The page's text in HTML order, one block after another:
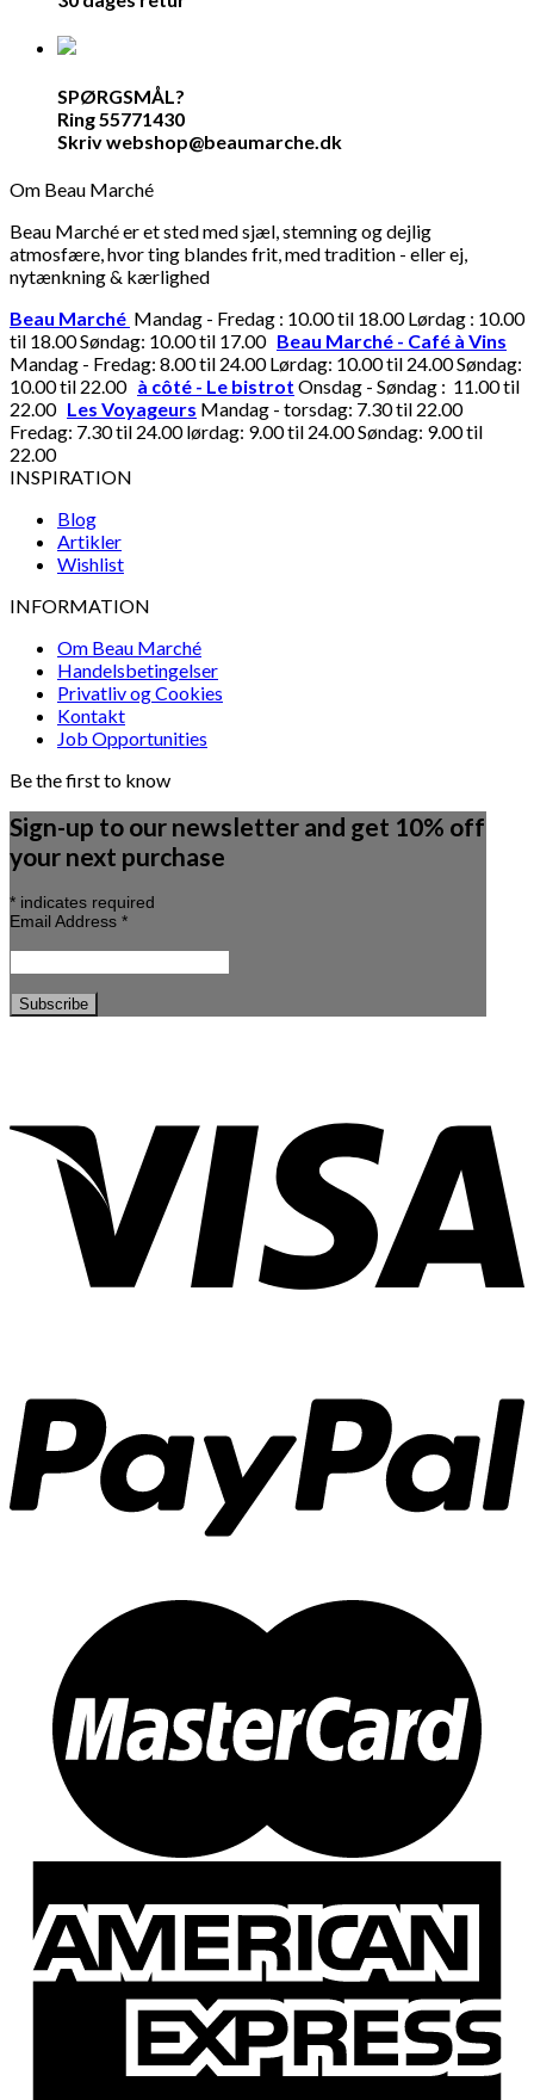
SPØRGSMÅL?
Ring 55771430
Skriv webshop@beaumarche.dk
Om Beau Marché
Beau Marché er et sted med sjæl, stemning og dejlig
atmosfære, hvor ting blandes frit, med tradition - eller ej,
nytænkning & kærlighed
Beau Marché Mandag - Fredag : 10.00 til 18.00 Lørdag : 10.00
til 18.00 Søndag: 10.00 til 17.00 Beau Marché - Café à Vins
Mandag - Fredag: 8.00 til 24.00 Lørdag: 10.00 til 24.00 Søndag:
10.00 til 22.00 à côté - Le bistrot Onsdag - Søndag : 11.00 til
22.00 Les Voyageurs Mandag - torsdag: 7.30 til 22.00
Fredag: 7.30 til 24.00 lørdag: 9.00 til 24.00 Søndag: 9.00 til
22.00
INSPIRATION
Blog
Artikler
Wishlist
INFORMATION
Om Beau Marché
Handelsbetingelser
Privatliv og Cookies
Kontakt
Job Opportunities
Be the first to know
Sign-up to our newsletter and get 10% off
your next purchase
* indicates required
Email Address *